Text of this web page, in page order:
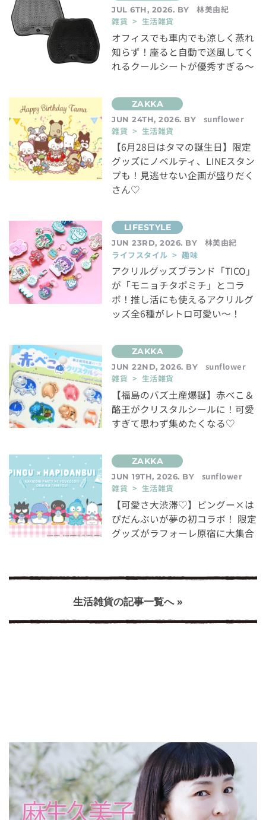
JUL 6TH, 2026. BY
林美由紀
雑貨 > 生活雑貨
オフィスでも車内でも涼しく蒸れ
知らず！座ると自動で送風してく
れるクールシートが優秀すぎる～
JUN 24TH, 2026. BY
sunflower
雑貨 > 生活雑貨
【6月28日はタマの誕生日】限定
グッズにノベルティ、LINEスタン
プも！見逃せない企画が盛りだく
さん♡
JUN 23RD, 2026. BY
林美由紀
ライフスタイル > 趣味
アクリルグッズブランド「TICO」
が「モニョチタポミチ」とコラ
ボ！推し活にも使えるアクリルグ
ッズ全6種がレトロ可愛い～！
JUN 22ND, 2026. BY
sunflower
雑貨 > 生活雑貨
【福島のバズ土産爆誕】赤べこ＆
酪王がクリスタルシールに！可愛
すぎて思わず集めたくなる♡
JUN 19TH, 2026. BY
sunflower
雑貨 > 生活雑貨
【可愛さ大渋滞♡】ピングー×は
ぴだんぶいが夢の初コラボ！ 限定
グッズがラフォーレ原宿に大集合
生活雑貨の記事一覧へ »